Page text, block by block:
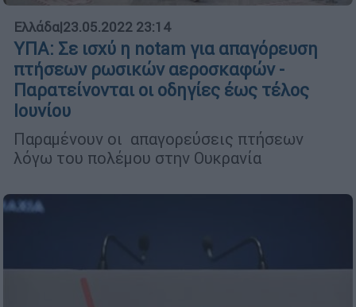
Ελλάδα|23.05.2022 23:14
ΥΠΑ: Σε ισχύ η notam για απαγόρευση
πτήσεων ρωσικών αεροσκαφών -
Παρατείνονται οι οδηγίες έως τέλος
Ιουνίου
Παραμένουν οι απαγορεύσεις πτήσεων
λόγω του πολέμου στην Ουκρανία